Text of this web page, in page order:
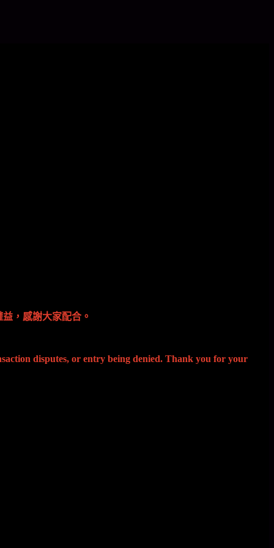
，感謝大家配合。
disputes, or entry being denied. Thank you for your